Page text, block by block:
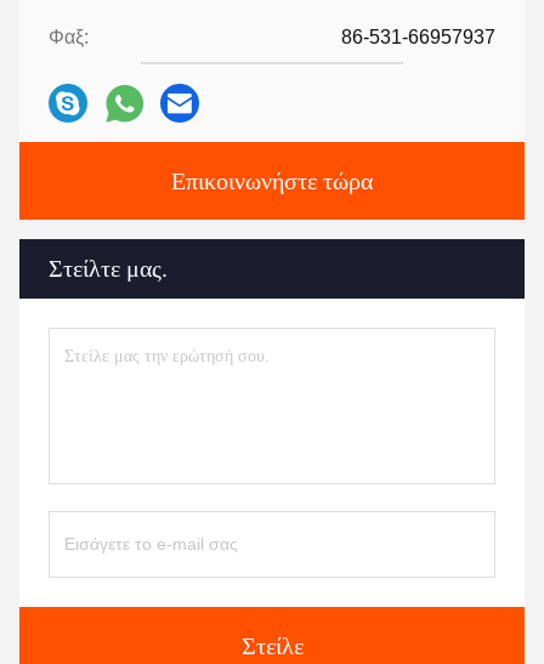
Φαξ: 86-531-66957937
Επικοινωνήστε τώρα
Στείλτε μας.
Στείλε